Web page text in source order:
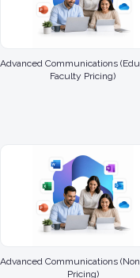
Advanced Communications
Faculty Pricing)
Advanced Communications
Pricing)